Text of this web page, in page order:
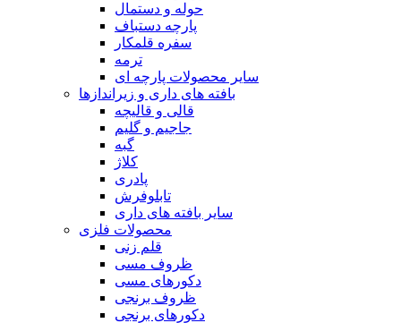
حوله و دستمال
پارچه دستباف
سفره قلمکار
ترمه
سایر محصولات پارچه ای
بافته های داری و زیراندازها
قالی و قالیچه
جاجیم و گلیم
گبه
کلاژ
پادری
تابلوفرش
سایر بافته های داری
محصولات فلزی
قلم زنی
ظروف مسی
دکورهای مسی
ظروف برنجی
دکورهای برنجی